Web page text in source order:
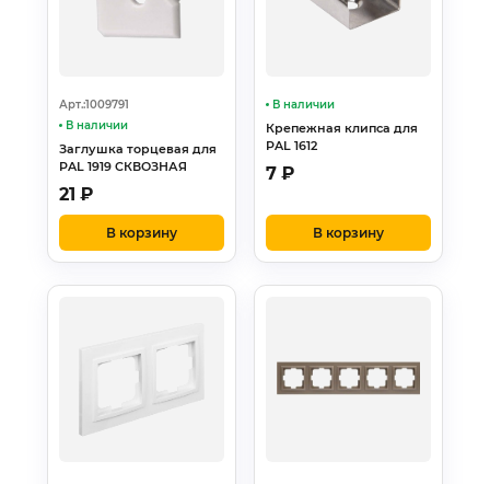
Арт.:1009791
В наличии
Заглушка торцевая для
PAL 1919 СКВОЗНАЯ
21 ₽
В корзину
В наличии
Крепежная клипса для
PAL 1612
7 ₽
В корзину